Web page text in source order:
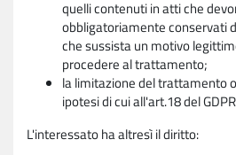
quelli contenuti in atti che
obbligatoriamente conservati
che sussista un motivo
procedere al trattamento;
la limitazione del trattamento
ipotesi di cui all'art.18 del
L'interessato ha altresì il diritto: